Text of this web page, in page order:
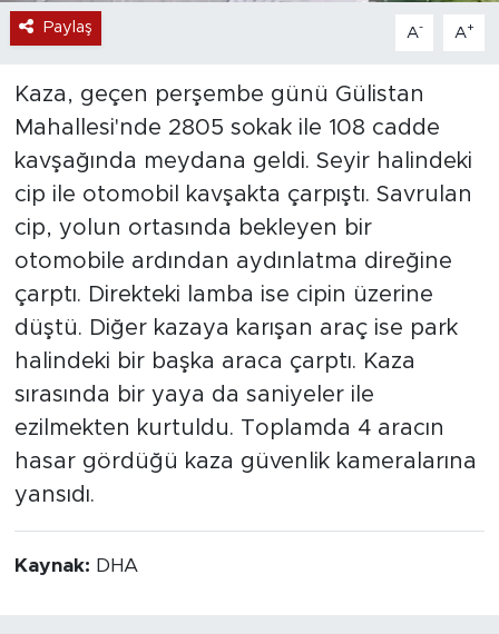
Paylaş A- A+
Kaza, geçen perşembe günü Gülistan
Mahallesi'nde 2805 sokak ile 108 cadde
kavşağında meydana geldi. Seyir halindeki
cip ile otomobil kavşakta çarpıştı. Savrulan
cip, yolun ortasında bekleyen bir
otomobile ardından aydınlatma direğine
çarptı. Direkteki lamba ise cipin üzerine
düştü. Diğer kazaya karışan araç ise park
halindeki bir başka araca çarptı. Kaza
sırasında bir yaya da saniyeler ile
ezilmekten kurtuldu. Toplamda 4 aracın
hasar gördüğü kaza güvenlik kameralarına
yansıdı.
Kaynak: DHA